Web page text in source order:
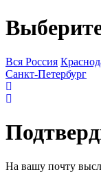
Вся Россия
Санкт-Петербург
На вашу почту